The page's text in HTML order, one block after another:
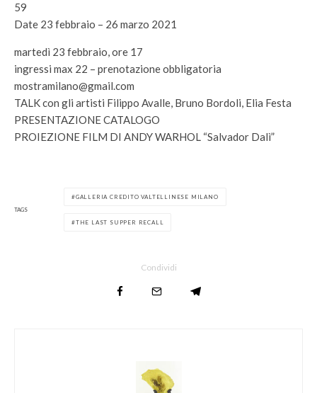
59
Date 23 febbraio – 26 marzo 2021
martedì 23 febbraio, ore 17
ingressi max 22 – prenotazione obbligatoria
mostramilano@gmail.com
TALK con gli artisti Filippo Avalle, Bruno Bordoli, Elia Festa
PRESENTAZIONE CATALOGO
PROIEZIONE FILM DI ANDY WARHOL “Salvador Dalì”
TAGS
GALLERIA CREDITO VALTELLINESE MILANO
THE LAST SUPPER RECALL
Condividi